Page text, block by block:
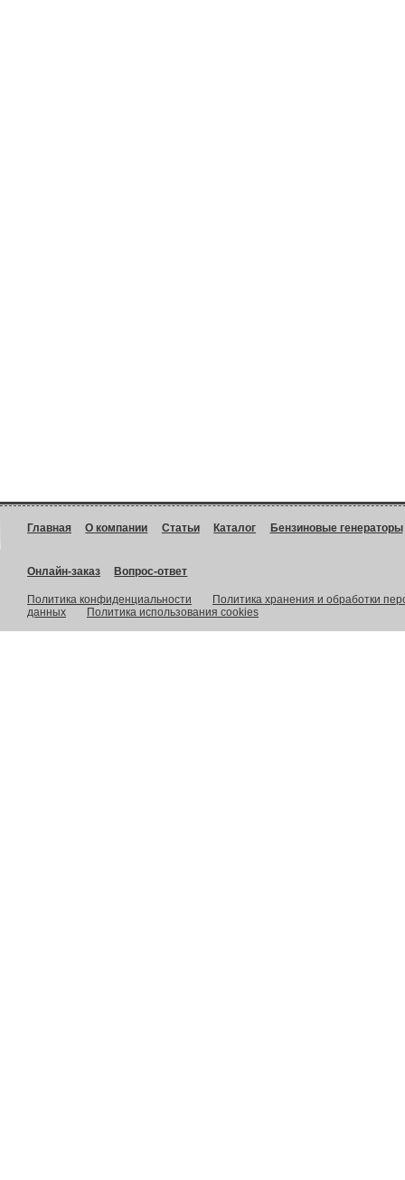
Главная О компании Статьи Каталог Бензиновые генераторы
Онлайн-заказ Вопрос-ответ
Политика конфиденциальности
Политика хранения и обработки
данных
Политика использования cookies